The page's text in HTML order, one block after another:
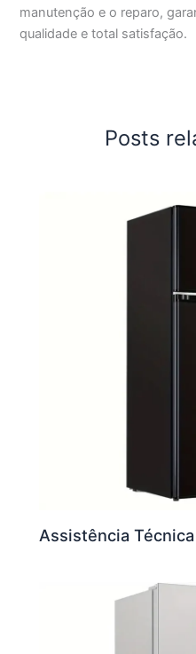
manutenção e o reparo,
qualidade e total satisfação.
Posts
Assistência